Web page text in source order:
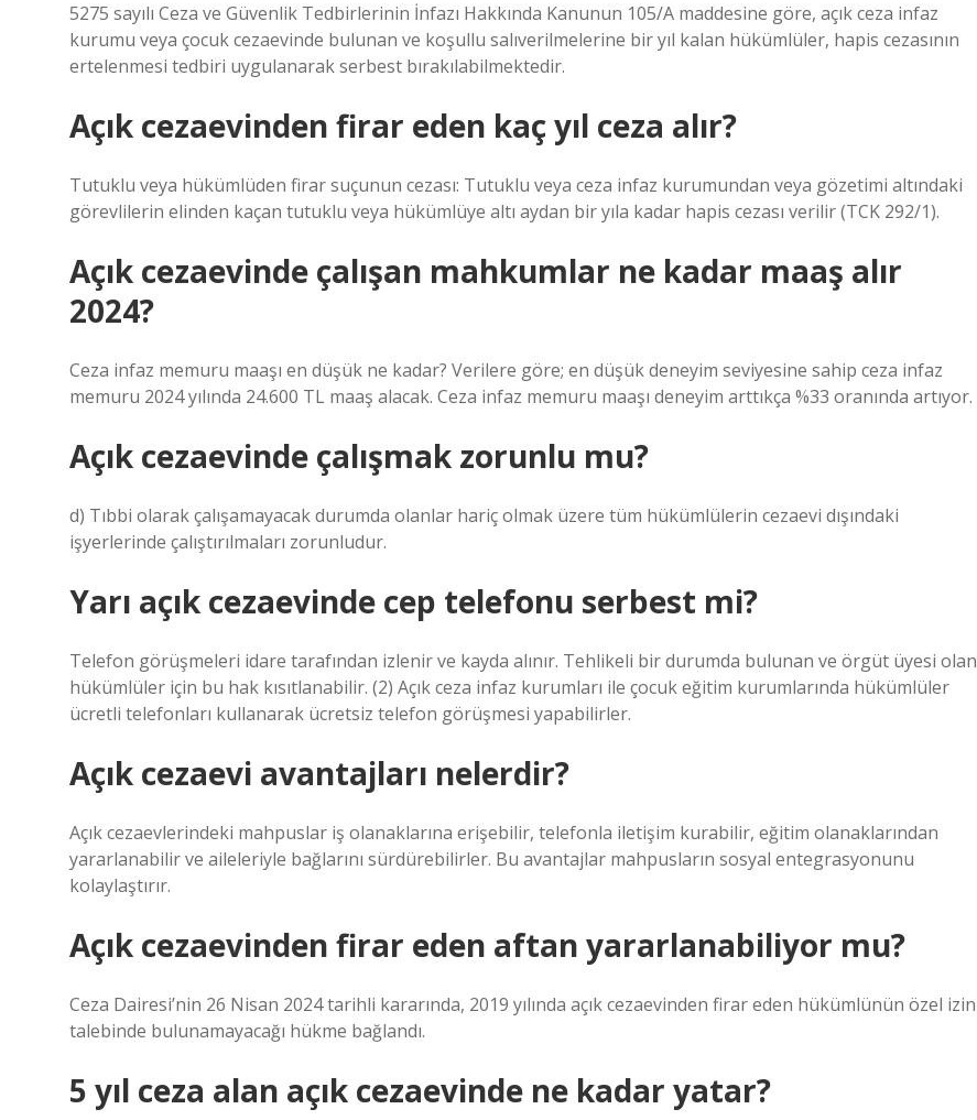
5275 sayılı Ceza ve Güvenlik Tedbirlerinin İnfazı Hakkında Kanunun 105/A maddesine göre, açık ceza infaz
kurumu veya çocuk cezaevinde bulunan ve koşullu salıverilmelerine bir yıl kalan hükümlüler, hapis cezasının
ertelenmesi tedbiri uygulanarak serbest bırakılabilmektedir.
Açık cezaevinden firar eden kaç yıl ceza alır?
Tutuklu veya hükümlüden firar suçunun cezası: Tutuklu veya ceza infaz kurumundan veya gözetimi altındaki
görevlilerin elinden kaçan tutuklu veya hükümlüye altı aydan bir yıla kadar hapis cezası verilir (TCK 292/1).
Açık cezaevinde çalışan mahkumlar ne kadar maaş alır
2024?
Ceza infaz memuru maaşı en düşük ne kadar? Verilere göre; en düşük deneyim seviyesine sahip ceza infaz
memuru 2024 yılında 24.600 TL maaş alacak. Ceza infaz memuru maaşı deneyim arttıkça %33 oranında artıyor.
Açık cezaevinde çalışmak zorunlu mu?
d) Tıbbi olarak çalışamayacak durumda olanlar hariç olmak üzere tüm hükümlülerin cezaevi dışındaki
işyerlerinde çalıştırılmaları zorunludur.
Yarı açık cezaevinde cep telefonu serbest mi?
Telefon görüşmeleri idare tarafından izlenir ve kayda alınır. Tehlikeli bir durumda bulunan ve örgüt üyesi olan
hükümlüler için bu hak kısıtlanabilir. (2) Açık ceza infaz kurumları ile çocuk eğitim kurumlarında hükümlüler
ücretli telefonları kullanarak ücretsiz telefon görüşmesi yapabilirler.
Açık cezaevi avantajları nelerdir?
Açık cezaevlerindeki mahpuslar iş olanaklarına erişebilir, telefonla iletişim kurabilir, eğitim olanaklarından
yararlanabilir ve aileleriyle bağlarını sürdürebilirler. Bu avantajlar mahpusların sosyal entegrasyonunu
kolaylaştırır.
Açık cezaevinden firar eden aftan yararlanabiliyor mu?
Ceza Dairesi’nin 26 Nisan 2024 tarihli kararında, 2019 yılında açık cezaevinden firar eden hükümlünün özel izin
talebinde bulunamayacağı hükme bağlandı.
5 yıl ceza alan açık cezaevinde ne kadar yatar?